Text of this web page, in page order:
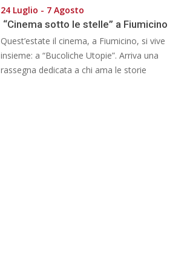
24 Luglio - 7 Agosto
“Cinema sotto le stelle” a Fiumicino
Quest’estate il cinema, a Fiumicino, si vive
insieme: a “Bucoliche Utopie”. Arriva una
rassegna dedicata a chi ama le storie